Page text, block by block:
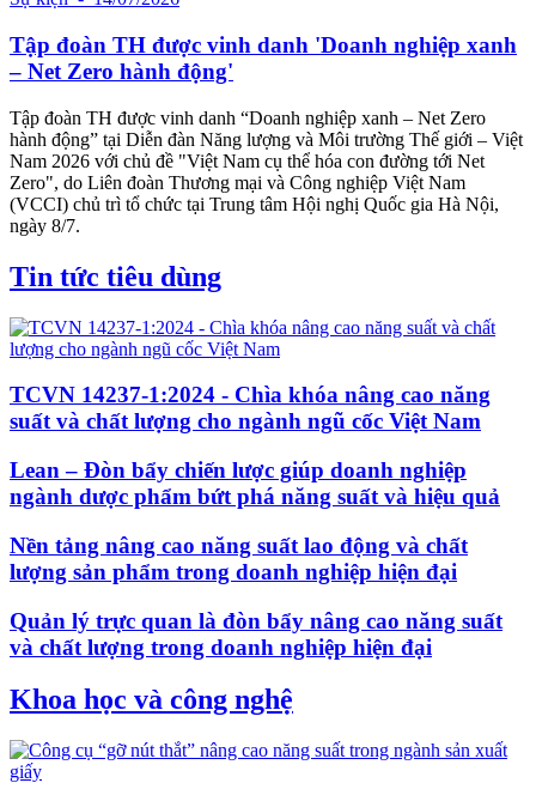
Tập đoàn TH được vinh danh 'Doanh nghiệp xanh
– Net Zero hành động'
Tập đoàn TH được vinh danh “Doanh nghiệp xanh – Net Zero
hành động” tại Diễn đàn Năng lượng và Môi trường Thế giới – Việt
Nam 2026 với chủ đề "Việt Nam cụ thể hóa con đường tới Net
Zero", do Liên đoàn Thương mại và Công nghiệp Việt Nam
(VCCI) chủ trì tổ chức tại Trung tâm Hội nghị Quốc gia Hà Nội,
ngày 8/7.
Tin tức tiêu dùng
TCVN 14237-1:2024 - Chìa khóa nâng cao năng
suất và chất lượng cho ngành ngũ cốc Việt Nam
Lean – Đòn bẩy chiến lược giúp doanh nghiệp
ngành dược phẩm bứt phá năng suất và hiệu quả
Nền tảng nâng cao năng suất lao động và chất
lượng sản phẩm trong doanh nghiệp hiện đại
Quản lý trực quan là đòn bẩy nâng cao năng suất
và chất lượng trong doanh nghiệp hiện đại
Khoa học và công nghệ